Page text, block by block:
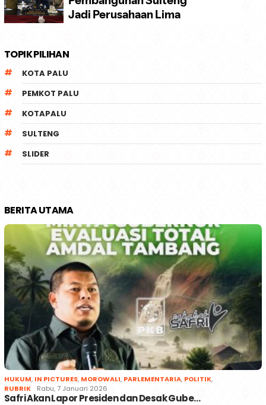
TOPIK PILIHAN
KOTA PALU
PEMKOT PALU
KOTAPALU
SULTENG
SLIDER
BERITA UTAMA
HUKUM, IN PICTURES, MOROWALI, PARLEMENTARIA, POLITIK,
RUBRIK
Rabu, 7 Januari 2026
Safri Akan Lapor Presiden dan Desak Gube…